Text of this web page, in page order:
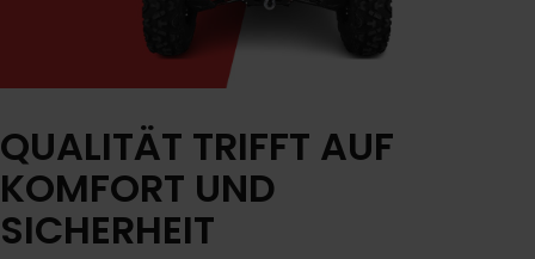
QUALITÄT TRIFFT AUF
KOMFORT UND
SICHERHEIT